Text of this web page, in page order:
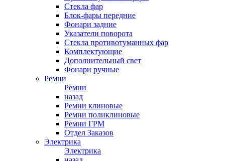
Стекла фар
Блок-фары передние
Фонари задние
Указатели поворота
Стекла противотуманных фар
Комплектующие
Дополнительный свет
Фонари ручные
Ремни
Ремни
назад
Ремни клиновые
Ремни поликлиновые
Ремни ГРМ
Отдел Заказов
Электрика
Электрика